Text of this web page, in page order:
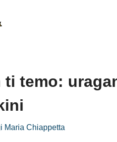
ti temo:
Maria Chiappetta